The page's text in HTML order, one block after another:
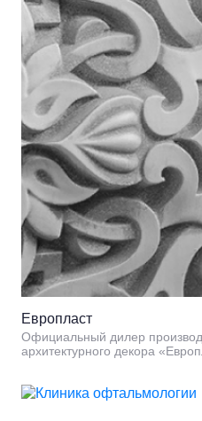
Европласт
Официальный дилер
архитектурного декора